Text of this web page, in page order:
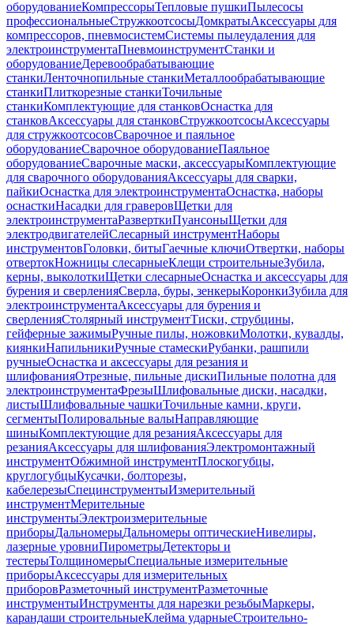
оборудованиеКомпрессорыТепловые пушкиПылесосы
профессиональныеСтружкоотсосыДомкратыАксессуары для
компрессоров, пневмосистемСистемы пылеудаления для
электроинструментаПневмоинструментСтанки и
оборудованиеДеревообрабатывающие
станкиЛенточнопильные станкиМеталлообрабатывающие
станкиПлиткорезные станкиТочильные
станкиКомплектующие для станковОснастка для
станковАксессуары для станковСтружкоотсосыАксессуары
для стружкоотсосовСварочное и паяльное
оборудованиеСварочное оборудованиеПаяльное
оборудованиеСварочные маски, аксессуарыКомплектующие
для сварочного оборудованияАксессуары для сварки,
пайкиОснастка для электроинструментаОснастка, наборы
оснасткиНасадки для граверовЩетки для
электроинструментаРазверткиПуансоныЩетки для
электродвигателейСлесарный инструментНаборы
инструментовГоловки, битыГаечные ключиОтвертки, наборы
отвертокНожницы слесарныеКлещи строительныеЗубила,
керны, выколоткиЩетки слесарныеОснастка и аксессуары для
бурения и сверленияСверла, буры, зенкерыКоронкиЗубила для
электроинструментаАксессуары для бурения и
сверленияСтолярный инструментТиски, струбцины,
гейферные зажимыРучные пилы, ножовкиМолотки, кувалды,
киянкиНапильникиРучные стамескиРубанки, рашпили
ручныеОснастка и аксессуары для резания и
шлифованияОтрезные, пильные дискиПильные полотна для
электроинструментаФрезыШлифовальные диски, насадки,
листыШлифовальные чашкиТочильные камни, круги,
сегментыПолировальные валыНаправляющие
шиныКомплектующие для резанияАксессуары для
резанияАксессуары для шлифованияЭлектромонтажный
инструментОбжимной инструментПлоскогубцы,
круглогубцыКусачки, болторезы,
кабелерезыСпецинструментыИзмерительный
инструментМерительные
инструментыЭлектроизмерительные
приборыДальномерыДальномеры оптическиеНивелиры,
лазерные уровниПирометрыДетекторы и
тестерыТолщиномерыСпециальные измерительные
приборыАксессуары для измерительных
приборовРазметочный инструментРазметочные
инструментыИнструменты для нарезки резьбыМаркеры,
карандаши строительныеКлейма ударныеСтроительно-